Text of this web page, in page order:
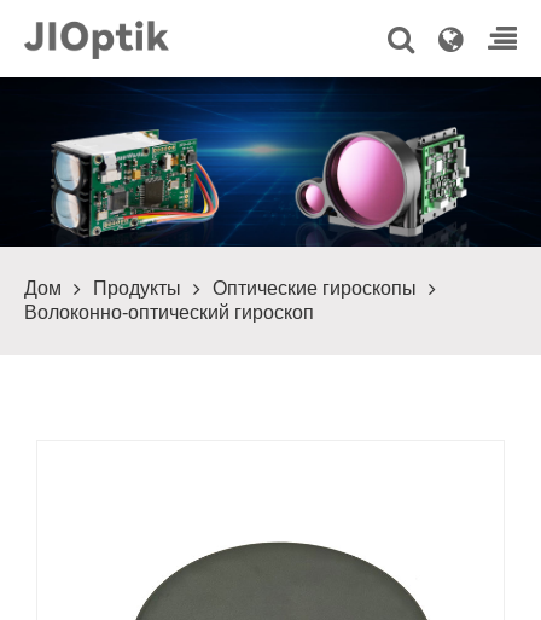
Дом Продукты
Оптические гироскопы
Волоконно-оптический гироскоп